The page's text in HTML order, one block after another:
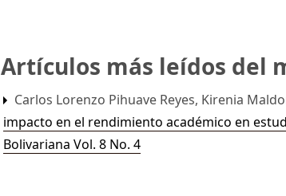
Artículos más leídos del
Carlos Lorenzo Pihuave Reyes, Kirenia
impacto en el rendimiento académico en
Bolivariana Vol. 8 No. 4